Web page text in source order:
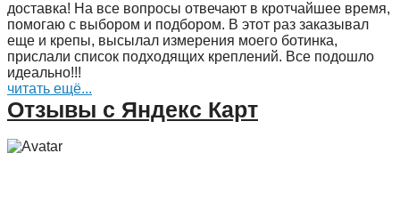
доставка! На все вопросы отвечают в кротчайшее время,
помогаю с выбором и подбором. В этот раз заказывал
еще и крепы, высылал измерения моего ботинка,
прислали список подходящих креплений. Все подошло
идеально!!!
читать ещё...
Отзывы с Яндекс Карт